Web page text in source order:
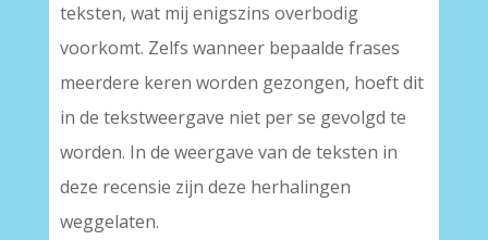
teksten, wat mij enigszins overbodig
voorkomt. Zelfs wanneer bepaalde frases
meerdere keren worden gezongen, hoeft dit
in de tekstweergave niet per se gevolgd te
worden. In de weergave van de teksten in
deze recensie zijn deze herhalingen
weggelaten.